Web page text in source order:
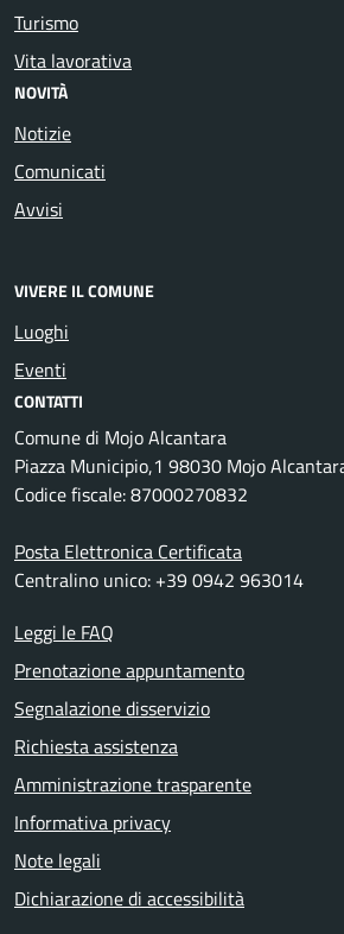
Turismo
Vita lavorativa
NOVITÀ
Notizie
Comunicati
Avvisi
VIVERE IL COMUNE
Luoghi
Eventi
CONTATTI
Comune di Mojo Alcantara
Piazza Municipio,1 98030 Mojo
Codice fiscale: 87000270832
Posta Elettronica Certificata
Centralino unico: +39 0942 963014
Leggi le FAQ
Prenotazione appuntamento
Segnalazione disservizio
Richiesta assistenza
Amministrazione trasparente
Informativa privacy
Note legali
Dichiarazione di accessibilità